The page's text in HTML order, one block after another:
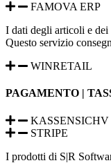
FAMOVA ERP
I dati degli articoli e dei
Questo servizio
WINRETAIL
PAGAMENTO |
KASSENSICHV
STRIPE
I prodotti di S|R